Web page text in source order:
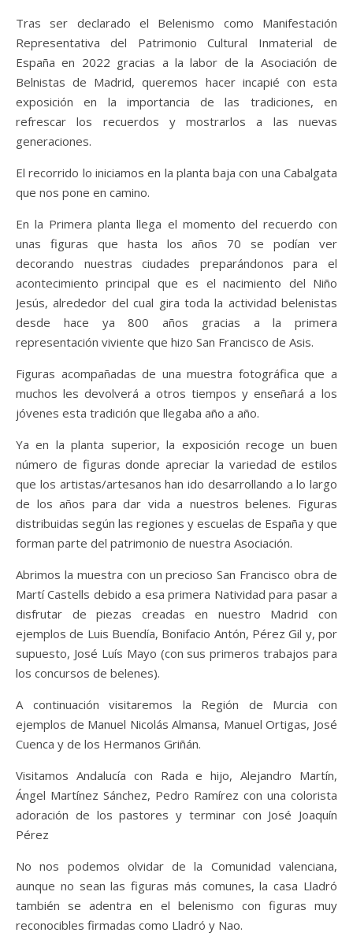
Tras ser declarado el Belenismo como Manifestación
Representativa del Patrimonio Cultural Inmaterial de
España en 2022 gracias a la labor de la Asociación de
Belnistas de Madrid, queremos hacer incapié con esta
exposición en la importancia de las tradiciones, en
refrescar los recuerdos y mostrarlos a las nuevas
generaciones.
El recorrido lo iniciamos en la planta baja con una Cabalgata
que nos pone en camino.
En la Primera planta llega el momento del recuerdo con
unas figuras que hasta los años 70 se podían ver
decorando nuestras ciudades preparándonos para el
acontecimiento principal que es el nacimiento del Niño
Jesús, alrededor del cual gira toda la actividad belenistas
desde hace ya 800 años gracias a la primera
representación viviente que hizo San Francisco de Asis.
Figuras acompañadas de una muestra fotográfica que a
muchos les devolverá a otros tiempos y enseñará a los
jóvenes esta tradición que llegaba año a año.
Ya en la planta superior, la exposición recoge un buen
número de figuras donde apreciar la variedad de estilos
que los artistas/artesanos han ido desarrollando a lo largo
de los años para dar vida a nuestros belenes. Figuras
distribuidas según las regiones y escuelas de España y que
forman parte del patrimonio de nuestra Asociación.
Abrimos la muestra con un precioso San Francisco obra de
Martí Castells debido a esa primera Natividad para pasar a
disfrutar de piezas creadas en nuestro Madrid con
ejemplos de Luis Buendía, Bonifacio Antón, Pérez Gil y, por
supuesto, José Luís Mayo (con sus primeros trabajos para
los concursos de belenes).
A continuación visitaremos la Región de Murcia con
ejemplos de Manuel Nicolás Almansa, Manuel Ortigas, José
Cuenca y de los Hermanos Griñán.
Visitamos Andalucía con Rada e hijo, Alejandro Martín,
Ángel Martínez Sánchez, Pedro Ramírez con una colorista
adoración de los pastores y terminar con José Joaquín
Pérez
No nos podemos olvidar de la Comunidad valenciana,
aunque no sean las figuras más comunes, la casa Lladró
también se adentra en el belenismo con figuras muy
reconocibles firmadas como Lladró y Nao.